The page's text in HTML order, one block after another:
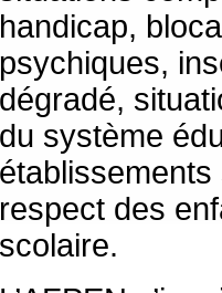
handicap,
psychiques,
dégradé,
du système
respect des
scolaire.